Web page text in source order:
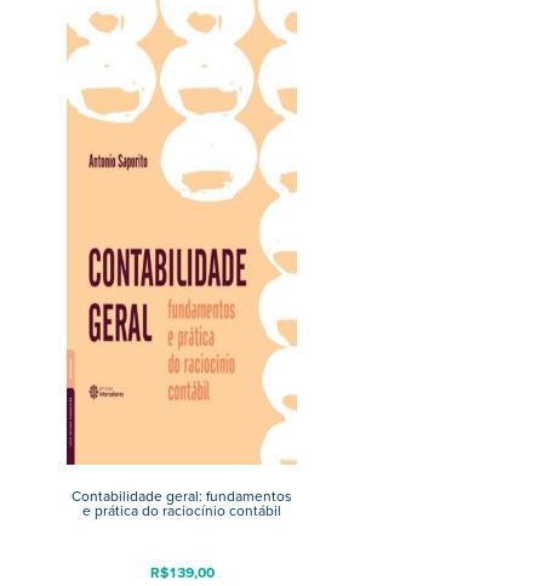
Contabilidade geral: fundamentos
e prática do raciocínio contábil
R$139,00